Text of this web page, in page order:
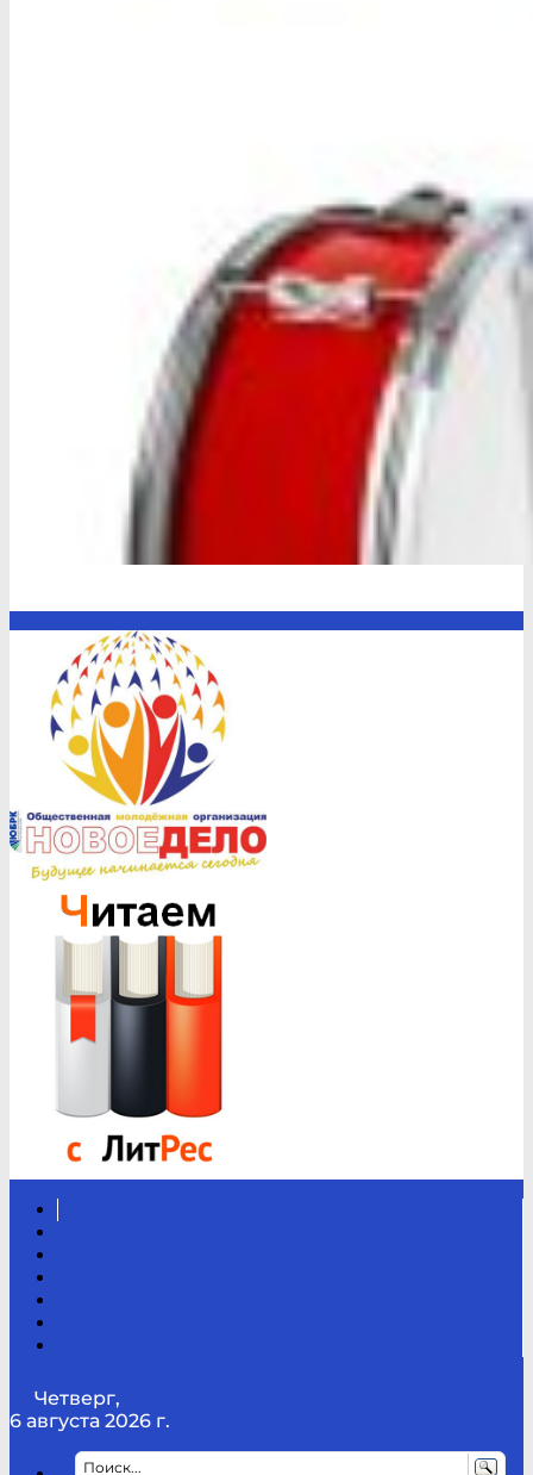
Четверг,
6 августа 2026 г.